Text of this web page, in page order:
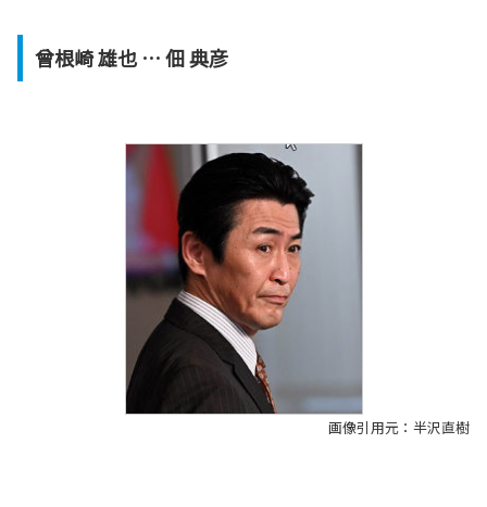
曾根崎 雄也 … 佃 典彦
画像引用元：半沢直樹